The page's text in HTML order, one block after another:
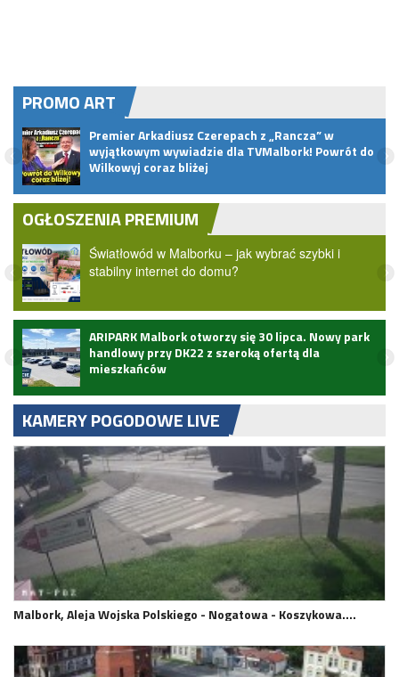
PROMO ART
Premier Arkadiusz Czerepach z „Rancza” w
wyjątkowym wywiadzie dla TVMalbork! Powrót do
Wilkowyj coraz bliżej
OGŁOSZENIA PREMIUM
Światłowód w Malborku – jak wybrać szybki i
stabilny internet do domu?
ARIPARK Malbork otworzy się 30 lipca. Nowy park
handlowy przy DK22 z szeroką ofertą dla
mieszkańców
KAMERY POGODOWE LIVE
Malbork, Aleja Wojska Polskiego - Nogatowa - Koszykowa.…